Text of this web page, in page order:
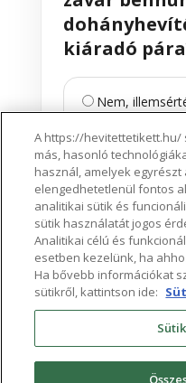
kiáradó
Nem,
Igen,
kicsit távolabb
eszközt.
A https://hevitettetikett.hu/
más, hasonló
használ, amelyek
elengedhetetlenül fontos
analitikai sütik és
sütik használatát jogos
Analitikai célú és
esetben kezelünk, ha
Ha bővebb információkat
sütikről, kattintson ide: